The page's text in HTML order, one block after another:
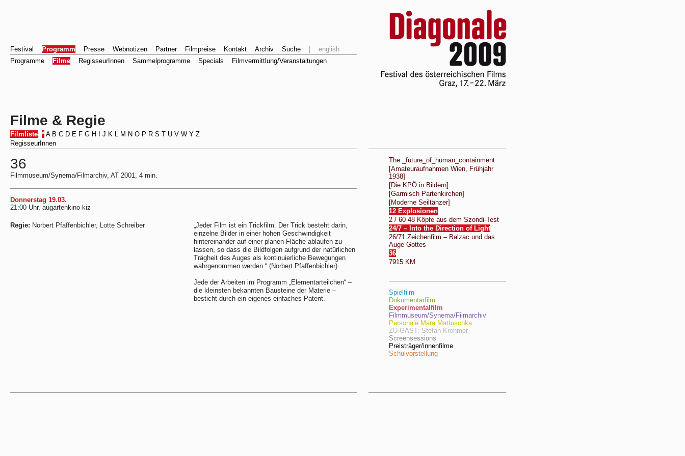
Festival Programm Presse Webnotizen Partner Filmpreise Kontakt Archiv Suche
english
Programme
Filme RegisseurInnen Sammelprogramme Specials Filmvermittlung/Veranstaltungen
Filme & Regie
Filmliste: * A B C D E F G H J K L M N O P R S T U V W Y Z
RegisseurInnen
36
Filmmuseum/Synema/Filmarchiv, AT 2001, 4 min.
Donnerstag 19.03.
21:00 Uhr, augartenkino kiz
Regie: Norbert Pfaffenbichler, Lotte Schreiber
„Jeder Film ist ein Trickfilm. Der Trick besteht darin,
einzelne Bilder in einer hohen Geschwindigkeit
hintereinander auf einer planen Fläche ablaufen zu
lassen, so dass die Bildfolgen aufgrund der natürlichen
Trägheit des Auges als kontinuierliche Bewegungen
wahrgenommen werden.“ (Norbert Pfaffenbichler)
Jede der Arbeiten im Programm „Elementarteilchen“ –
die kleinsten bekannten Bausteine der Materie –
besticht durch ein eigenes einfaches Patent.
The _future_of_human_containment
[Amateuraufnahmen Wien, Frühjahr
1938]
[Die KPÖ in Bildern]
[Garmisch Partenkirchen]
[Moderne Seiltänzer]
12 Explosionen
2 / 60 48 Köpfe aus dem Szondi-Test
24/7 – Into the Direction of Light
26/71 Zeichenfilm – Balzac und das
Auge Gottes
36
7915 KM
Spielfilm
Dokumentarfilm
Experimentalfilm
Filmmuseum/Synema/Filmarchiv
Personale Mara Mattuschka
ZU GAST: Stefan Krohmer
Screensessions
Preisträger/innenfilme
Schulvorstellung